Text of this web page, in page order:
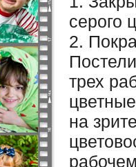
серого
2.
трех
на